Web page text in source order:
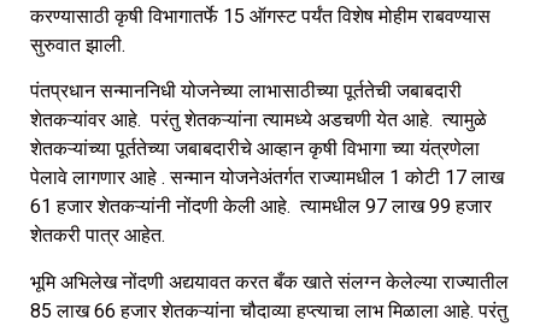
करण्यासाठी कृषी विभागातर्फे 15 ऑगस्ट पर्यंत विशेष मोहीम राबवण्यास
सुरुवात झाली.
पंतप्रधान सन्माननिधी योजनेच्या लाभासाठीच्या पूर्ततेची जबाबदारी
शेतकऱ्यांवर आहे. परंतु शेतकऱ्यांना त्यामध्ये अडचणी येत आहे. त्यामुळे
शेतकऱ्यांच्या पूर्ततेच्या जबाबदारीचे आव्हान कृषी विभागा च्या यंत्रणेला
पेलावे लागणार आहे . सन्मान योजनेअंतर्गत राज्यामधील 1 कोटी 17 लाख
61 हजार शेतकऱ्यांनी नोंदणी केली आहे. त्यामधील 97 लाख 99 हजार
शेतकरी पात्र आहेत.
भूमि अभिलेख नोंदणी अद्ययावत करत बँक खाते संलग्न केलेल्या राज्यातील
85 लाख 66 हजार शेतकऱ्यांना चौदाव्या हप्त्याचा लाभ मिळाला आहे. परंतु